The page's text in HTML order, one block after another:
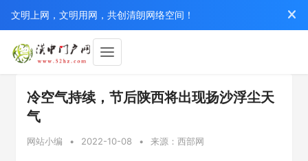
文明上网，文明用网，共创清朗网络空间！
冷空气持续，节后陕西将出现扬沙浮尘天
气
网站小编 • 2022-10-08 • 来源：西部网